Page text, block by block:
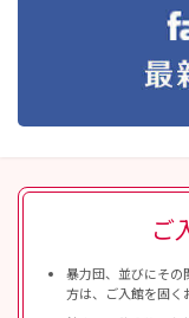
ご
暴力団、並びにその
方は、ご入館を固く